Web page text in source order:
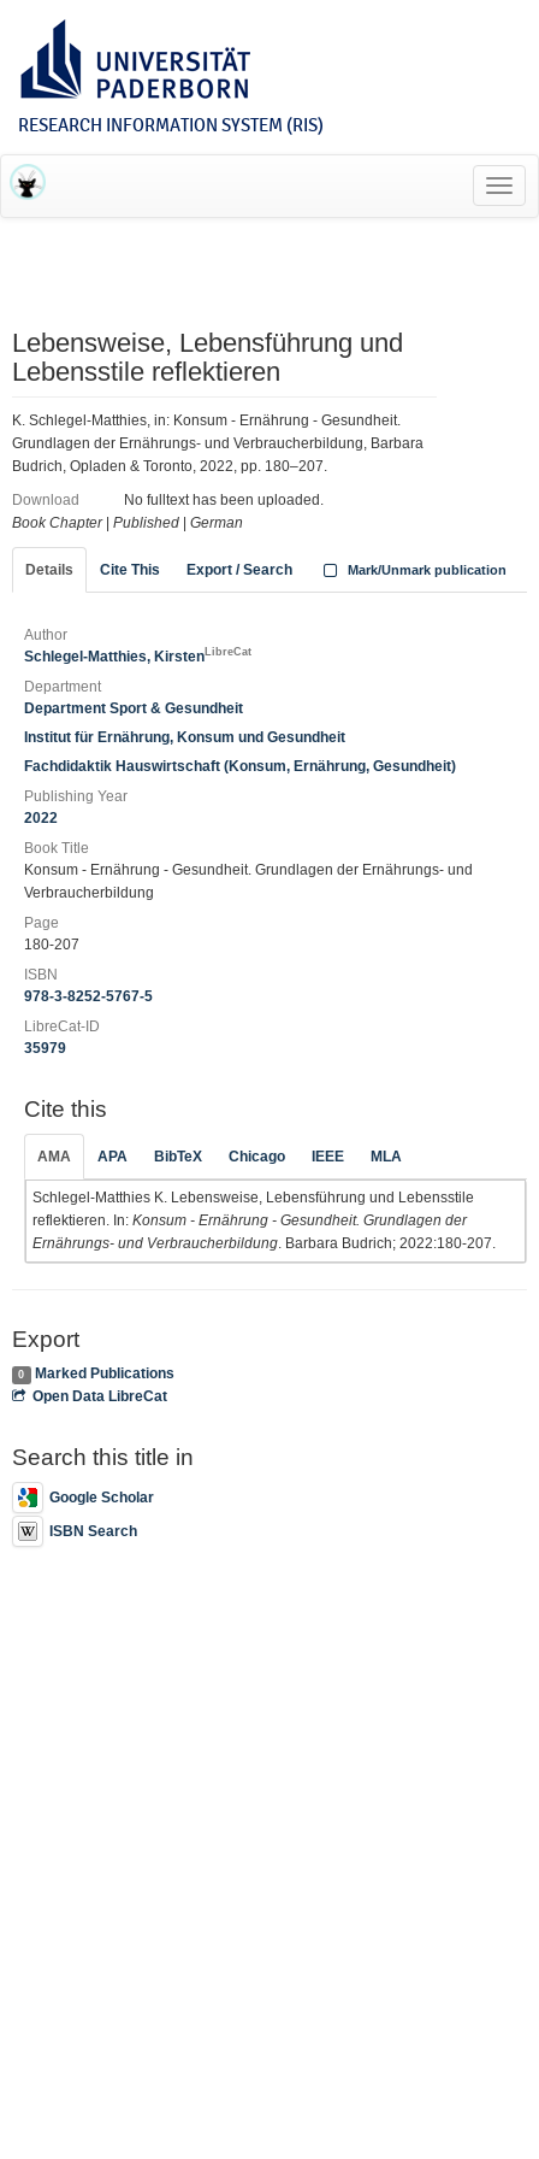
RESEARCH INFORMATION SYSTEM (RIS)
Lebensweise, Lebensführung und
Lebensstile reflektieren
K. Schlegel-Matthies, in: Konsum - Ernährung - Gesundheit.
Grundlagen der Ernährungs- und Verbraucherbildung, Barbara
Budrich, Opladen & Toronto, 2022, pp. 180–207.
Download
No fulltext has been uploaded.
Book Chapter| Published German
Details Cite This Export / Search Mark/Unmark publication
Author
Schlegel-Matthies, Kirsten LibreCat
Department
Department Sport & Gesundheit
Institut für Ernährung, Konsum und Gesundheit
Fachdidaktik Hauswirtschaft (Konsum, Ernährung, Gesundheit)
Publishing Year
2022
Book Title
Konsum - Ernährung - Gesundheit. Grundlagen der Ernährungs- und
Verbraucherbildung
Page
180-207
ISBN
978-3-8252-5767-5
LibreCat-ID
35979
Cite this
AMA APA BibTeX Chicago IEEE MLA
Schlegel-Matthies K. Lebensweise, Lebensführung und Lebensstile
reflektieren. In: Konsum - Ernährung - Gesundheit. Grundlagen der
Ernährungs- und Verbraucherbildung . Barbara Budrich; 2022:180-207.
Export
0
Marked Publications
Open Data LibreCat
Search this title in
Google Scholar
ISBN Search